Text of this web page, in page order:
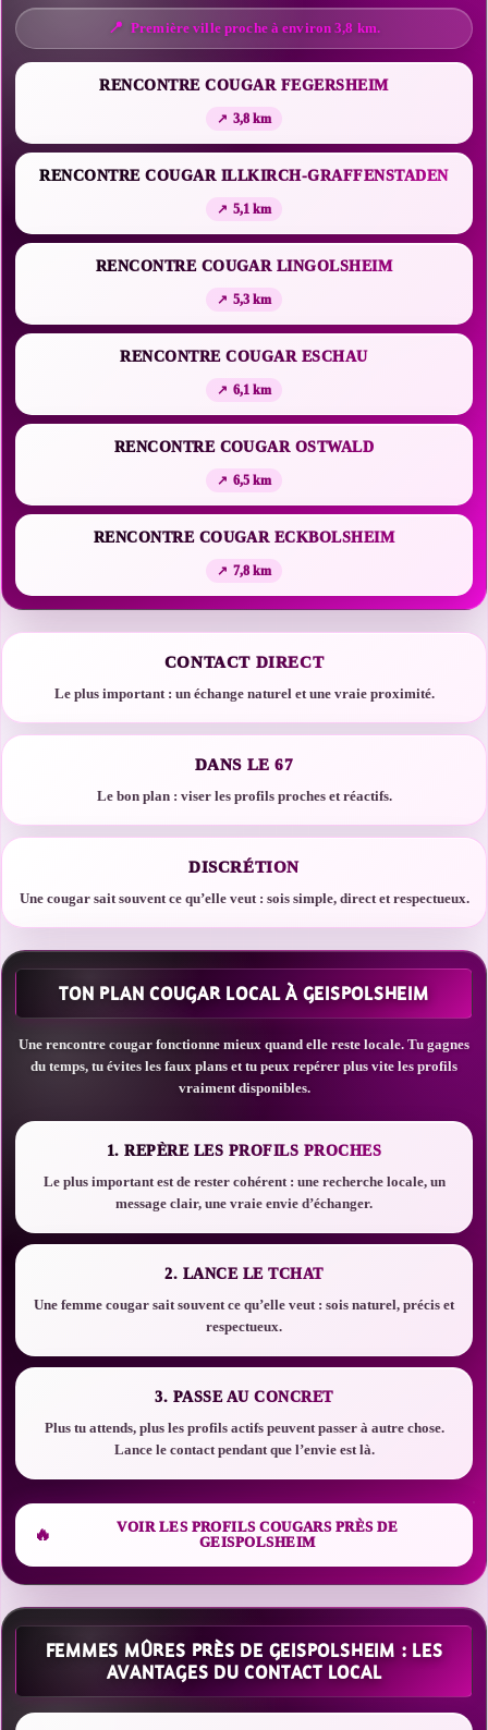
Première ville proche à environ 3,8 km.
RENCONTRE COUGAR FEGERSHEIM
3,8 km
RENCONTRE COUGAR ILLKIRCH-GRAFFENSTADEN
5,1 km
RENCONTRE COUGAR LINGOLSHEIM
5,3 km
RENCONTRE COUGAR ESCHAU
6,1 km
RENCONTRE COUGAR OSTWALD
6,5 km
RENCONTRE COUGAR ECKBOLSHEIM
7,8 km
CONTACT DIRECT
Le plus important : un échange naturel et une vraie proximité.
DANS LE 67
Le bon plan : viser les profils proches et réactifs.
DISCRÉTION
Une cougar sait souvent ce qu’elle veut : sois simple, direct et respectueux.
TON PLAN COUGAR LOCAL À GEISPOLSHEIM
Une rencontre cougar fonctionne mieux quand elle reste locale. Tu gagnes
du temps, tu évites les faux plans et tu peux repérer plus vite les profils
vraiment disponibles.
1. REPÈRE LES PROFILS PROCHES
Le plus important est de rester cohérent : une recherche locale, un
message clair, une vraie envie d’échanger.
2. LANCE LE TCHAT
Une femme cougar sait souvent ce qu’elle veut : sois naturel, précis et
respectueux.
3. PASSE AU CONCRET
Plus tu attends, plus les profils actifs peuvent passer à autre chose.
Lance le contact pendant que l’envie est là.
VOIR LES PROFILS COUGARS PRÈS DE
GEISPOLSHEIM
FEMMES MÛRES PRÈS DE GEISPOLSHEIM : LES
AVANTAGES DU CONTACT LOCAL